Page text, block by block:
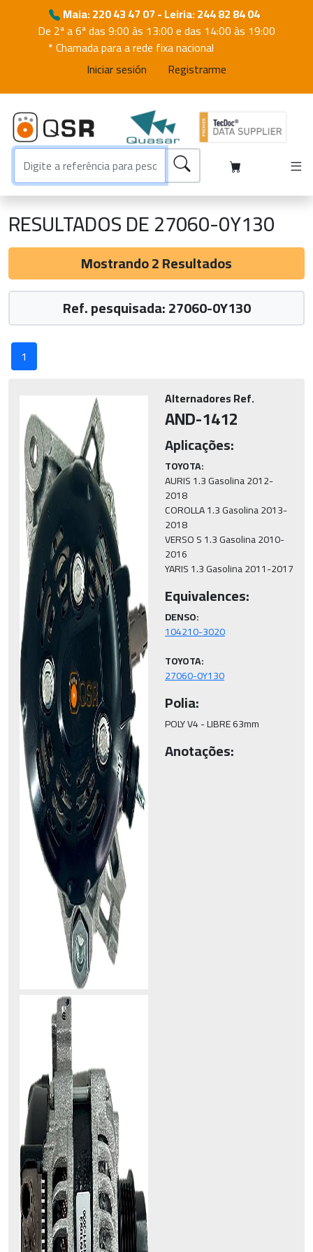
Maia: 220 43 47 07 - Leiria: 244 82 84 04
De 2ª a 6ª das 9:00 às 13:00 e das 14:00 às 19:00
* Chamada para a rede fixa nacional
Iniciar sesión
Registrarme
RESULTADOS DE 27060-0Y130
Mostrando 2 Resultados
Ref. pesquisada: 27060-0Y130
1
Alternadores Ref.
AND-1412
Aplicações:
TOYOTA:
AURIS 1.3 Gasolina 2012-
2018
COROLLA 1.3 Gasolina 2013-
2018
VERSO S 1.3 Gasolina 2010-
2016
YARIS 1.3 Gasolina 2011-2017
Equivalences:
DENSO:
TOYOTA:
27060-0Y130
Polia:
POLY V4 - LIBRE 63mm
Anotações: